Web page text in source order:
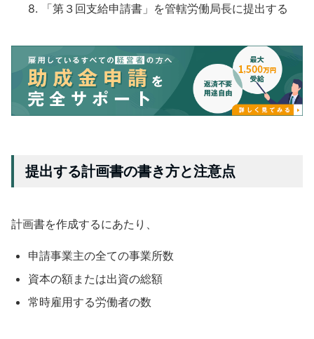
「第３回支給申請書」を管轄労働局長に提出する
提出する計画書の書き方と注意点
計画書を作成するにあたり、
申請事業主の全ての事業所数
資本の額または出資の総額
常時雇用する労働者の数